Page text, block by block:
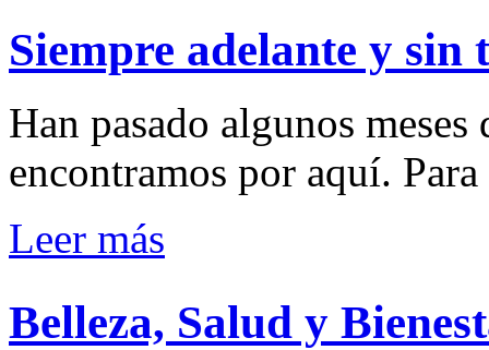
Siempre adelante y sin
Han pasado algunos
encontramos por aquí.
Leer más
Belleza, Salud y